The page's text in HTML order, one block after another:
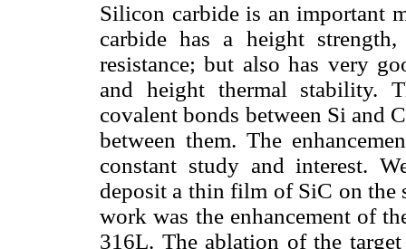
Silicon carbide is an important
carbide has a height strength,
resistance; but also has very
and height thermal stability.
covalent bonds between Si and
between them. The
constant study and interest.
deposit a thin film of SiC on the
work was the enhancement of
316L. The ablation of the